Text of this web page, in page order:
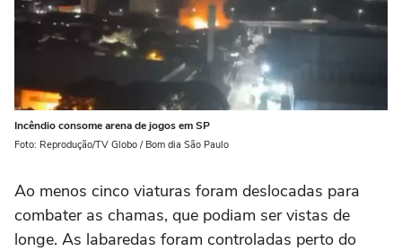
Incêndio consome arena de jogos em SP
Foto: Reprodução/TV Globo / Bom dia São Paulo
Ao menos cinco viaturas foram deslocadas para
combater as chamas, que podiam ser vistas de
longe. As labaredas foram controladas perto do